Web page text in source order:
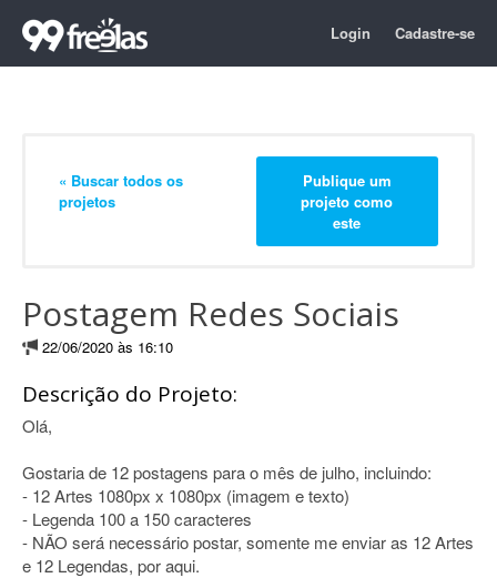
Login Cadastre-se
« Buscar todos os
projetos
Publique um
projeto como
este
Postagem Redes Sociais
22/06/2020 às 16:10
Descrição do Projeto:
Olá,
Gostaria de 12 postagens para o mês de julho, incluindo:
- 12 Artes 1080px x 1080px (imagem e texto)
- Legenda 100 a 150 caracteres
- NÃO será necessário postar, somente me enviar as 12 Artes
e 12 Legendas, por aqui.